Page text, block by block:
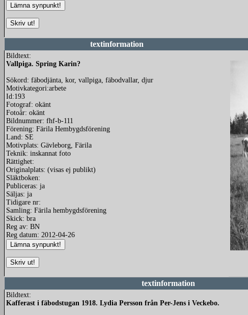
textinformation
Bildtext:
Vallpiga. Spring Karin?
Sökord: fäbodjänta, kor, vallpiga, fäbodvallar, djur
Motivkategori:arbete
Id:193
Fotograf: okänt
Fotoår: okänt
Bildnummer: fhf-b-111
Förening: Färila Hembygdsförening
Land: SE
Motivplats: Gävleborg, Färila
Teknik: inskannat foto
Rättighet:
Originalplats: (visas ej publikt)
Släktboken:
Publiceras: ja
Säljas: ja
Tidigare nr:
Samling: Färila hembygdsförening
Skick: bra
Reg av: BN
Reg datum: 2012-04-26
textinformation
Bildtext:
Kafferast i fäbodstugan 1918. Lydia Persson från Per-Jens i Veckebo.